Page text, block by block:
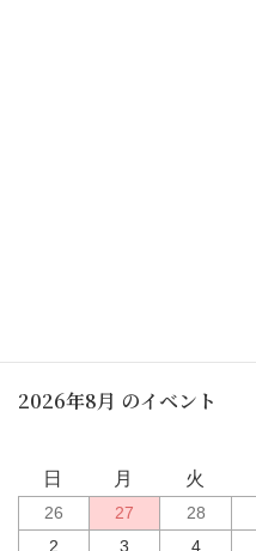
2026年8月 のイベント
日 月 火
26 27 28
2
3 4